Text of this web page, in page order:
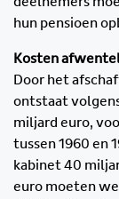
hun pensioen
Kosten
Door het
ontstaat
miljard euro,
tussen 1960 en
kabinet 40
euro moeten